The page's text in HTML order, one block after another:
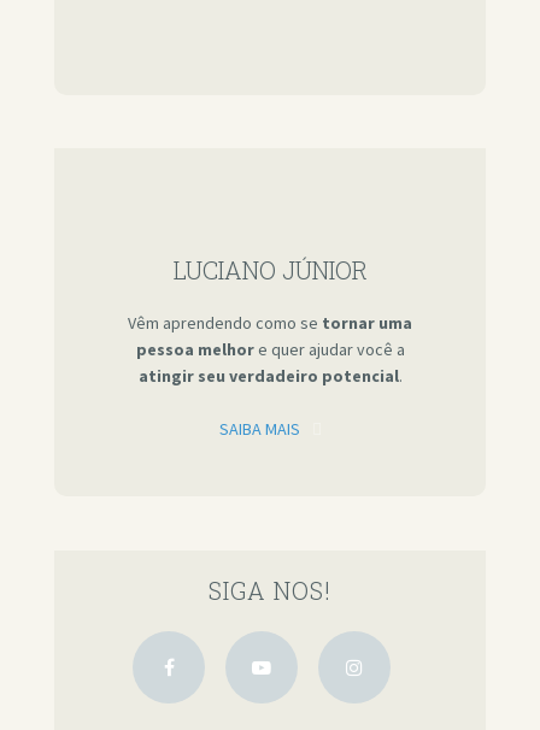
LUCIANO JÚNIOR
Vêm aprendendo como se tornar uma
pessoa melhore quer ajudar você a
atingir seu verdadeiro potencial.
SAIBA MAIS
SIGA NOS!